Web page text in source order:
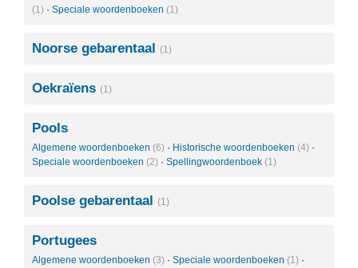
(1) · Speciale woordenboeken (1)
Noorse gebarentaal (1)
Oekraïens (1)
Pools
Algemene woordenboeken (6) · Historische woordenboeken (4) ·
Speciale woordenboeken (2) · Spellingwoordenboek (1)
Poolse gebarentaal (1)
Portugees
Algemene woordenboeken (3) · Speciale woordenboeken (1) ·